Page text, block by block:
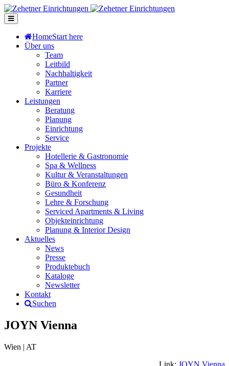
HomeStart here
Über uns
Team
Leitbild
Nachhaltigkeit
Partner
Karriere
Leistungen
Beratung
Planung
Einrichtung
Service
Projekte
Hotellerie & Gastronomie
Spa & Wellness
Kultur & Veranstaltungen
Büro & Konferenz
Gesundheit
Lehre & Forschung
Serviced Apartments & Living
Objekteinrichtung
Planung & Interior Design
Aktuelles
News
Presse
Produktebuch
Kataloge
Newsletter
Kontakt
Suchen
JOYN Vienna
Wien | AT
Link: JOYN Vienna